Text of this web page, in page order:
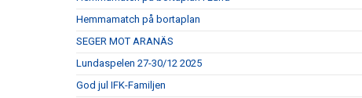
Hemmamatch på bortaplan
SEGER MOT ARANÄS
Lundaspelen 27-30/12 2025
God jul IFK-Familjen